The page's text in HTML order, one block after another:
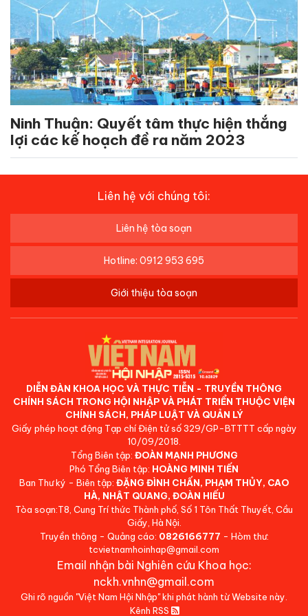
Ninh Thuận: Quyết tâm thực hiện thắng
lợi các kế hoạch đề ra năm 2023
Liên hệ với chúng tôi:
Liên hệ tòa soạn
Hotline: 0912 953 695
Giới thiệu tòa soạn
DIỄN ĐÀN KHOA HỌC VÀ THỰC TIỄN - TRUYỀN THÔNG
CHÍNH SÁCH TRONG HỘI NHẬP VÀ PHÁT TRIỂN THUỘC VIỆN
CHÍNH SÁCH, PHÁP LUẬT VÀ QUẢN LÝ
Giấy phép hoạt động Tạp chí Điện tử số 329/GP-BTTTT cấp ngày
10/09/2018.
Tổng Biên tập: ĐOÀN MẠNH PHƯƠNG
Phó Tổng Biên tập: HOÀNG MINH TIẾN
Ban Thư ký - Biên tập: ĐẶNG ĐÌNH CHẤN, PHẠM THỦY, CAO
HÀ, NHẬT QUANG, ĐOÀN HIẾU
Tòa soạn:T8, Cung Trí thức Thành phố, Số 1 Tôn Thất Thuyết, Cầu
Giấy, Hà Nội.
Truyền thông - Quảng cáo: 0826166777 - Hòm thư:
tcvietnamhoinhap@gmail.com
Email nhận bài Nghiên cứu Khoa học:
nckh.vnhn@gmail.com
Ghi rõ nguồn "Việt Nam Hội Nhập" khi phát hành từ Website này.
Kênh RSS